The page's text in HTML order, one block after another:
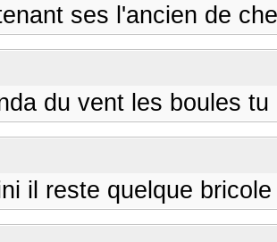
ses l'ancien de
du vent les boules
il reste quelque